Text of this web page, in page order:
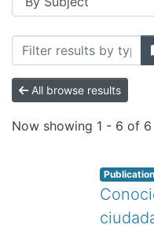
Browsing
All browse results
Now showing 1 - 6 of 6
Publication